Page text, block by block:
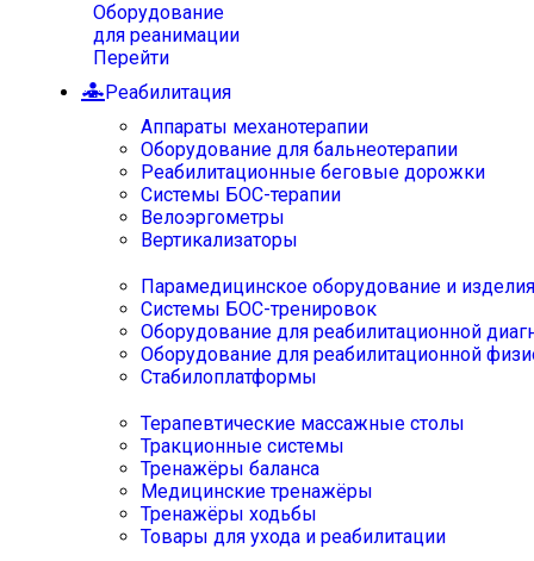
Оборудование
для реанимации
Перейти
Реабилитация
Аппараты механотерапии
Оборудование для бальнеотерапии
Реабилитационные беговые дорожки
Системы БОС-терапии
Велоэргометры
Вертикализаторы
Парамедицинское оборудование и изделия
Системы БОС-тренировок
Оборудование для реабилитационной
Оборудование для реабилитационной
Стабилоплатформы
Терапевтические массажные столы
Тракционные системы
Тренажёры баланса
Медицинские тренажёры
Тренажёры ходьбы
Товары для ухода и реабилитации